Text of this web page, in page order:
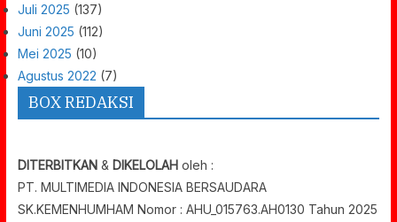
Juli 2025 (137)
Juni 2025 (112)
Mei 2025 (10)
Agustus 2022 (7)
BOX REDAKSI
DITERBITKAN& DIKELOLAHoleh :
PT. MULTIMEDIA INDONESIA BERSAUDARA
SK.KEMENHUMHAM Nomor : AHU_015763.AH0130 Tahun 2025